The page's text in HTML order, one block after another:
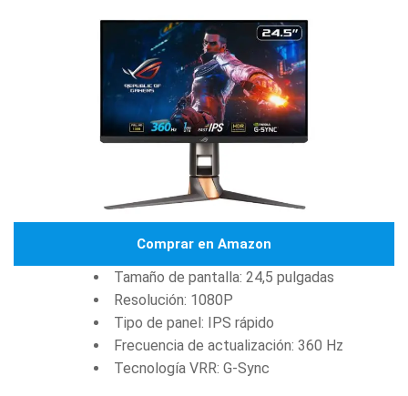
Comprar en Amazon
Tamaño de pantalla: 24,5 pulgadas
Resolución: 1080P
Tipo de panel: IPS rápido
Frecuencia de actualización: 360 Hz
Tecnología VRR: G-Sync